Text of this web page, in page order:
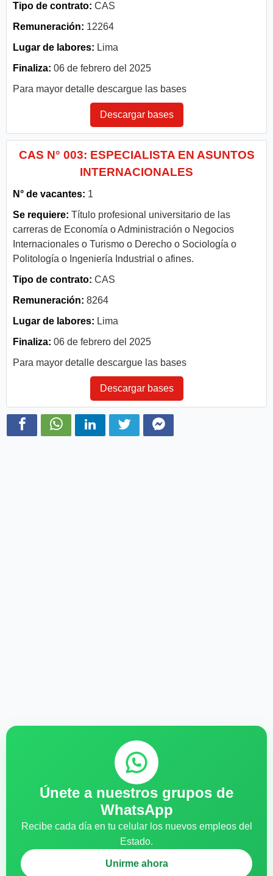
Tipo de contrato: CAS
Remuneración: 12264
Lugar de labores: Lima
Finaliza: 06 de febrero del 2025
Para mayor detalle descargue las bases
Descargar bases
CAS N° 003: ESPECIALISTA EN ASUNTOS
INTERNACIONALES
N° de vacantes: 1
Se requiere: Título profesional universitario de las
carreras de Economía o Administración o Negocios
Internacionales o Turismo o Derecho o Sociología o
Politología o Ingeniería Industrial o afines.
Tipo de contrato: CAS
Remuneración: 8264
Lugar de labores: Lima
Finaliza: 06 de febrero del 2025
Para mayor detalle descargue las bases
Descargar bases
Únete a nuestros grupos de
WhatsApp
Recibe cada día en tu celular los nuevos empleos del
Estado.
Unirme ahora